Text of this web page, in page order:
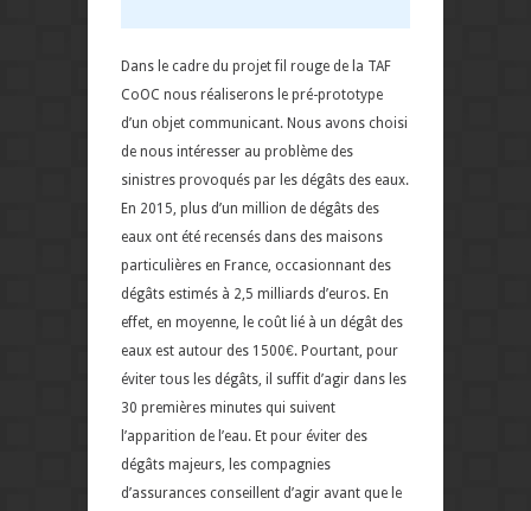
Dans le cadre du projet fil rouge de la TAF
CoOC nous réaliserons le pré-prototype
d’un objet communicant. Nous avons choisi
de nous intéresser au problème des
sinistres provoqués par les dégâts des eaux.
En 2015, plus d’un million de dégâts des
eaux ont été recensés dans des maisons
particulières en France, occasionnant des
dégâts estimés à 2,5 milliards d’euros. En
effet, en moyenne, le coût lié à un dégât des
eaux est autour des 1500€. Pourtant, pour
éviter tous les dégâts, il suffit d’agir dans les
30 premières minutes qui suivent
l’apparition de l’eau. Et pour éviter des
dégâts majeurs, les compagnies
d’assurances conseillent d’agir avant que le